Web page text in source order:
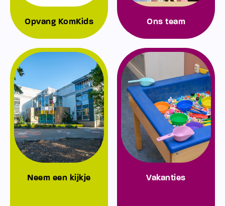
Opvang KomKids Ons team
Neem een kijkje Vakanties